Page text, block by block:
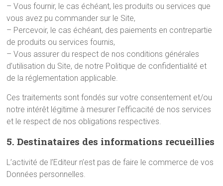
– Vous fournir, le cas échéant, les produits ou services que
vous avez pu commander sur le Site,
– Percevoir, le cas échéant, des paiements en contrepartie
de produits ou services fournis,
– Vous assurer du respect de nos conditions générales
d’utilisation du Site, de notre Politique de confidentialité et
de la réglementation applicable.
Ces traitements sont fondés sur votre consentement et/ou
notre intérêt légitime à mesurer l’efficacité de nos services
et le respect de nos obligations respectives.
5. Destinataires des informations recueillies
L’activité de l’Editeur n’est pas de faire le commerce de vos
Données personnelles.